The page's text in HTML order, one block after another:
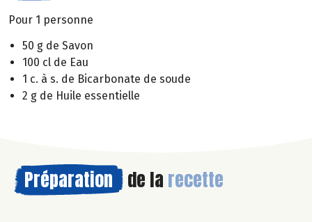
Pour 1 personne
50 g de Savon
100 cl de Eau
1 c. à s. de Bicarbonate de soude
2 g de Huile essentielle
Préparation de la recette